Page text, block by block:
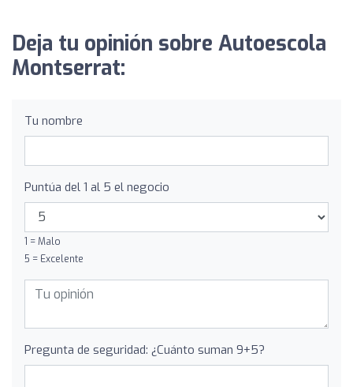
Deja tu opinión sobre Autoescola
Montserrat:
Tu nombre
Puntúa del 1 al 5 el negocio
1 = Malo
5 = Excelente
Pregunta de seguridad: ¿Cuánto suman 9+5?